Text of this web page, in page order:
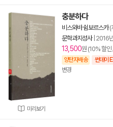
미리보기
충분하다
비스와바 쉼보르스카(
문학과지성사| 2016
13,500원 (10% 할
양탄자배송 썬데이
변경